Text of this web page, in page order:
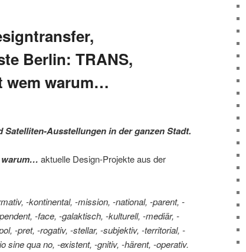
Berlin: TRANS,
wem warum…
Satelliten-Ausstellungen in der ganzen Stadt.
warum… aktuelle Design-Projekte aus der
-kontinental, -mission, -national, -parent, -
-face, -galaktisch, -kulturell, -mediär, -
-pret, -rogativ, -stellar, -subjektiv, -territorial, -
sine qua no, -existent, -gnitiv, -härent, -operativ.